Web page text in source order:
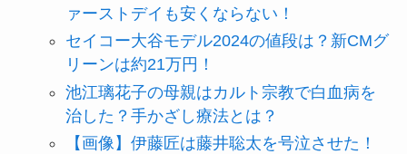
ァーストデイも安くならない！
セイコー大谷モデル2024の値段は？新CMグ
リーンは約21万円！
池江璃花子の母親はカルト宗教で白血病を
治した？手かざし療法とは？
【画像】伊藤匠は藤井聡太を号泣させた！